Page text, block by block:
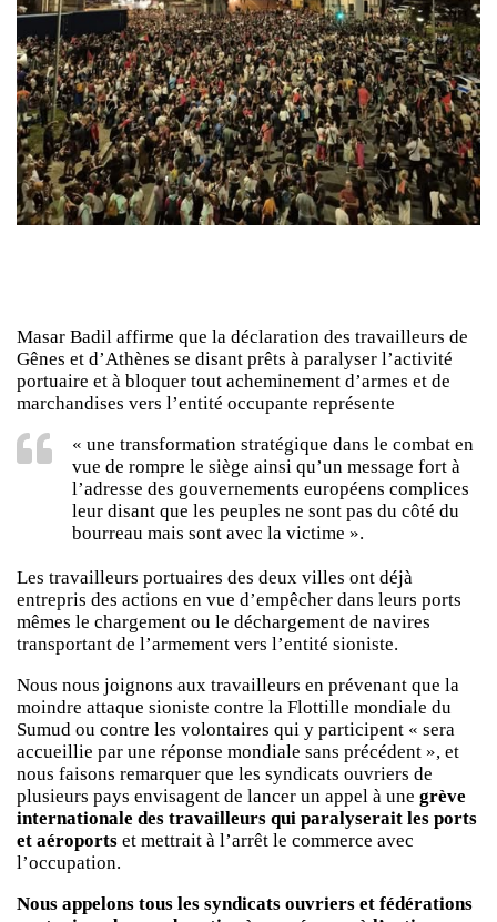
Masar Badil affirme que la déclaration des travailleurs de
Gênes et d’Athènes se disant prêts à paralyser l’activité
portuaire et à bloquer tout acheminement d’armes et de
marchandises vers l’entité occupante représente
« une transformation stratégique dans le combat en
vue de rompre le siège ainsi qu’un message fort à
l’adresse des gouvernements européens complices
leur disant que les peuples ne sont pas du côté du
bourreau mais sont avec la victime ».
Les travailleurs portuaires des deux villes ont déjà
entrepris des actions en vue d’empêcher dans leurs ports
mêmes le chargement ou le déchargement de navires
transportant de l’armement vers l’entité sioniste.
Nous nous joignons aux travailleurs en prévenant que la
moindre attaque sioniste contre la Flottille mondiale du
Sumud ou contre les volontaires qui y participent « sera
accueillie par une réponse mondiale sans précédent », et
nous faisons remarquer que les syndicats ouvriers de
plusieurs pays envisagent de lancer un appel à une grève
internationale des travailleurs qui paralyserait les ports
et aéroports et mettrait à l’arrêt le commerce avec
l’occupation.
Nous appelons tous les syndicats ouvriers et fédérations